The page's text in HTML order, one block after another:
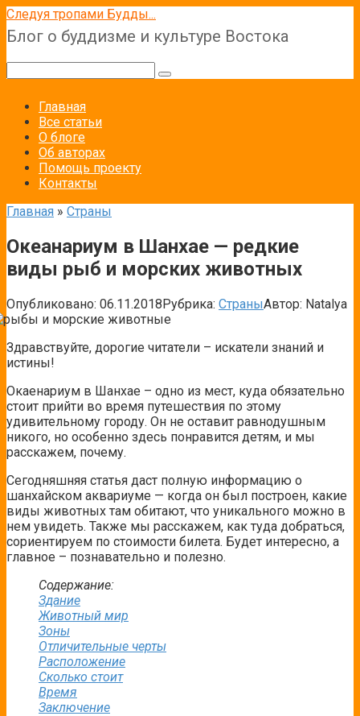
Перейти
к
контенту
Следуя тропами Будды...
Блог о буддизме и культуре Востока
Главная
Все статьи
О блоге
Об авторах
Помощь проекту
Контакты
Главная » Страны
Океанариум в Шанхае — редкие
виды рыб и морских животных
Опубликовано: 06.11.2018Рубрика: СтраныАвтор: Natalya
Здравствуйте, дорогие читатели – искатели знаний и
истины!
Окаенариум в Шанхае – одно из мест, куда обязательно
стоит прийти во время путешествия по этому
удивительному городу. Он не оставит равнодушным
никого, но особенно здесь понравится детям, и мы
расскажем, почему.
Сегодняшняя статья даст полную информацию о
шанхайском аквариуме — когда он был построен, какие
виды животных там обитают, что уникального можно в
нем увидеть. Также мы расскажем, как туда добраться,
сориентируем по стоимости билета. Будет интересно, а
главное – познавательно и полезно.
Содержание:
Здание
Животный мир
Зоны
Отличительные черты
Расположение
Сколько стоит
Время
Заключение